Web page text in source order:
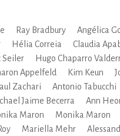
Ray Bradbury Angélica
Hélia Correia Claudia
Seiler Hugo Chaparro
Appelfeld Kim Keun
Zachari Antonio Tabucchi
Jaime Becerra Ann
Maron Monika Maron
Mariella Mehr